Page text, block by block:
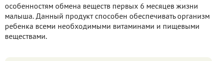
особенностям обмена веществ первых 6 месяцев жизни
малыша. Данный продукт способен обеспечивать организм
ребенка всеми необходимыми витаминами и пищевыми
веществами.